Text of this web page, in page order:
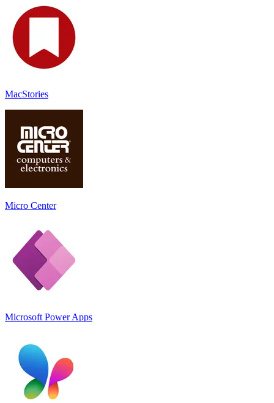
MacStories
Micro Center
Microsoft Power Apps